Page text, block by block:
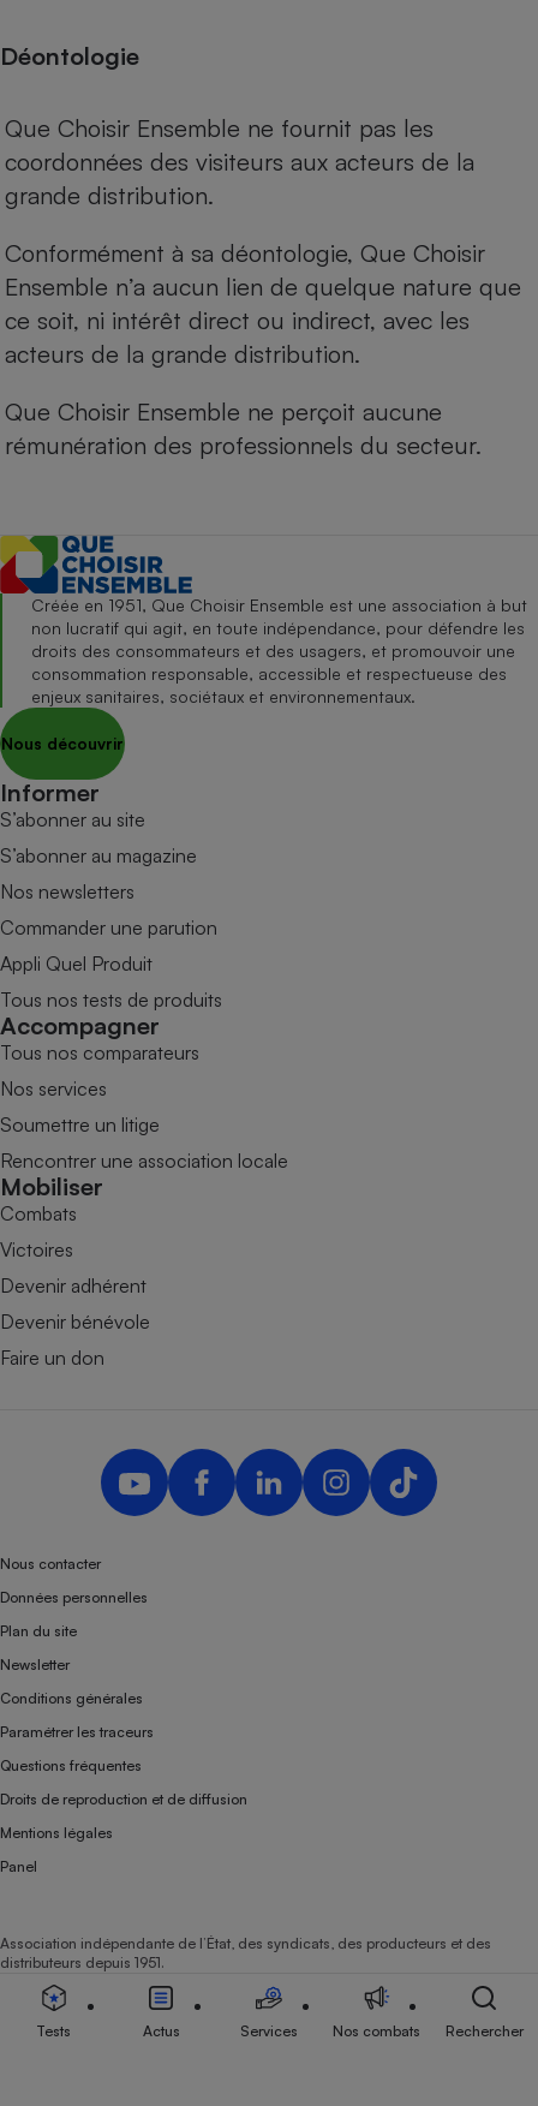
Déontologie
Que Choisir Ensemble ne fournit pas les
coordonnées des visiteurs aux acteurs de la
grande distribution.
Conformément à sa déontologie, Que Choisir
Ensemble n’a aucun lien de quelque nature que
ce soit, ni intérêt direct ou indirect, avec les
acteurs de la grande distribution.
Que Choisir Ensemble ne perçoit aucune
rémunération des professionnels du secteur.
Créée en 1951, Que Choisir Ensemble est une association à but
non lucratif qui agit, en toute indépendance, pour défendre les
droits des consommateurs et des usagers, et promouvoir une
consommation responsable, accessible et respectueuse des
enjeux sanitaires, sociétaux et environnementaux.
Nous découvrir
Informer
S’abonner au site
S’abonner au magazine
Nos newsletters
Commander une parution
Appli Quel Produit
Tous nos tests de produits
Accompagner
Tous nos comparateurs
Nos services
Soumettre un litige
Rencontrer une association locale
Mobiliser
Combats
Victoires
Devenir adhérent
Devenir bénévole
Faire un don
Nous contacter
Données personnelles
Plan du site
Newsletter
Conditions générales
Paramétrer les traceurs
Questions fréquentes
Droits de reproduction et de diffusion
Mentions légales
Panel
Association indépendante de l’État, des syndicats, des producteurs et des
distributeurs depuis 1951.
Tests Actus Services Nos combats Rechercher